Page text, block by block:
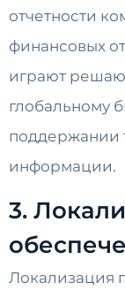
отчетности
финансовых
играют
глобальному
поддержании
информации.
3.
Локализация